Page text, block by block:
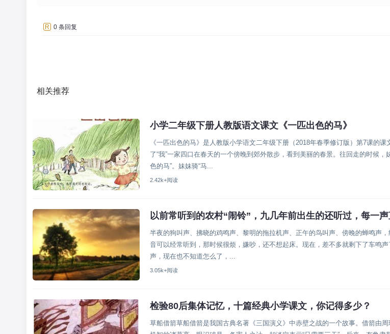
R 0 条回复
相关推荐
小学二年级下册人教版语文课文《一匹出色的马》
《一匹出色的马》是人教版小学语文二年级下册（2018年春季修订版）第7课的
了“我”一家四口在春天的一个傍晚到郊外散步，看到美丽的春景。往回走的时候，
色的马”。妹妹骑“马...
2.42k+阅读
以前常听到的农村“闹铃”，九几年前出生的还听过，每一声
半夜的狗叫声、拂晓的鸡鸣声、黎明的拖拉机声、正午的鸟叫声、傍晚的蝉鸣声，
音可以经常听到，那时候很烦，嫌吵，还不想起床。现在，差不多就剩下了车鸣声
声，现在也不知道怎么了，...
3.05k+阅读
检验80后集体记忆，十篇经典小学课文，你记得多少？
草船借箭草船借箭是我国古典名著《三国演义》中赤壁之战的一个故事。借箭由